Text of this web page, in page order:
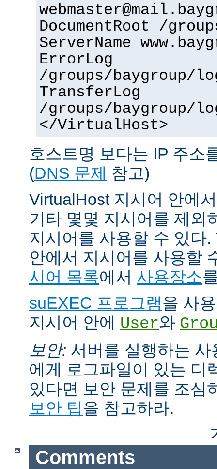
DocumentRoot /
ServerName
ErrorLog
/groups/baygroup/
TransferLog
/groups/baygroup/
</VirtualHost>
호스트명 보다는 IP 주소
(DNS 문제 참고)
VirtualHost 지시어 안에
기타 몇몇 지시어를 제외
지시어를 사용할 수 있다
안에서 지시어를 사용할
시어 목록에서 사용장소
suEXEC 프로그램을 사
지시어 안에 User와
보안: 서버를 실행하는
에게 로그파일이 있는 디
있다면 보안 문제를 조심
보안 팁을 참고하라.
Comments